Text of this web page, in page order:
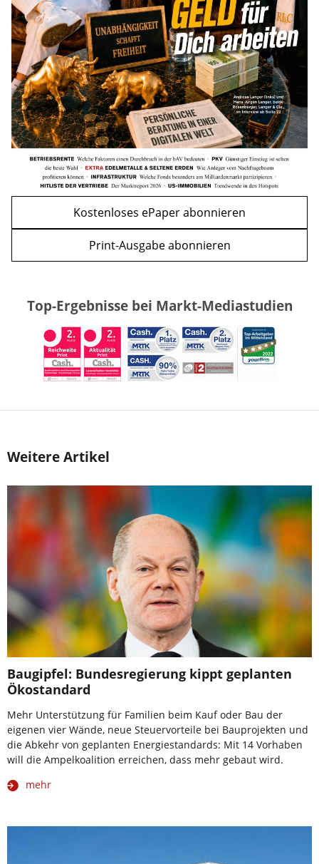
WEITERE ARTIKEL
zurückweiter
Familien geplant
mehr
Kostenloses ePaper abonnieren
Print-Ausgabe abonnieren
Top-Ergebnisse bei Markt-Mediastudien
Weitere Artikel
Baugipfel: Bundesregierung kippt geplanten
Ökostandard
Mehr Unterstützung für Familien beim Kauf oder Bau der
eigenen vier Wände, neue Steuervorteile bei Bauprojekten und
die Abkehr von geplanten Energiestandards: Mit 14 Vorhaben
will die Ampelkoalition erreichen, dass mehr gebaut wird.
mehr